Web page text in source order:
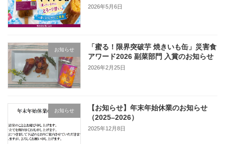
2026年5月6日
お知らせ
「蜜る！限界突破芋 焼きいも缶」災害食
アワード2026 副菜部門 入賞のお知らせ
2026年2月25日
お知らせ
【お知らせ】年末年始休業のお知らせ
（2025–2026）
2025年12月8日